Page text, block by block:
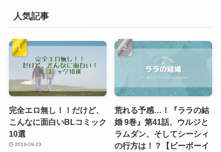
人気記事
完全エロ無し！！だけど、
こんなに面白いBLコミック
10選
2019-09-23
荒れる予感…！『ララの結
婚 9巻』第41話、ウルジと
ラムダン、そしてシーシィ
の行方は！？【ビーボーイ